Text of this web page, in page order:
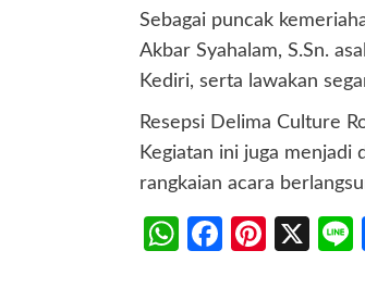
Sebagai puncak
Akbar Syahalam, S.Sn.
Kediri, serta lawakan
Resepsi Delima Culture
Kegiatan ini juga
rangkaian acara
WhatsApp
Facebook
X